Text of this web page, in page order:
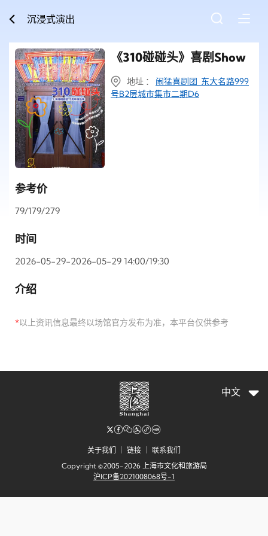
沉浸式演出
《310碰碰头》喜剧Show
地址 ： 闹猛喜剧团 东大名路999
号B2层城市集市二期D6
参考价
79/179/279
时间
2026-05-29-2026-05-29 14:00/19:30
介绍
*以上资讯信息最终以场馆官方发布为准，本平台仅供参考
关于我们 链接
联系我们
Copyright ©2005-2026 上海市文化和旅游局
沪ICP备2021008068号-1
中文